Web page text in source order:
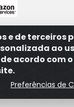
e de terceiros
ao
acordo com o
Preferências de
SANEANTES